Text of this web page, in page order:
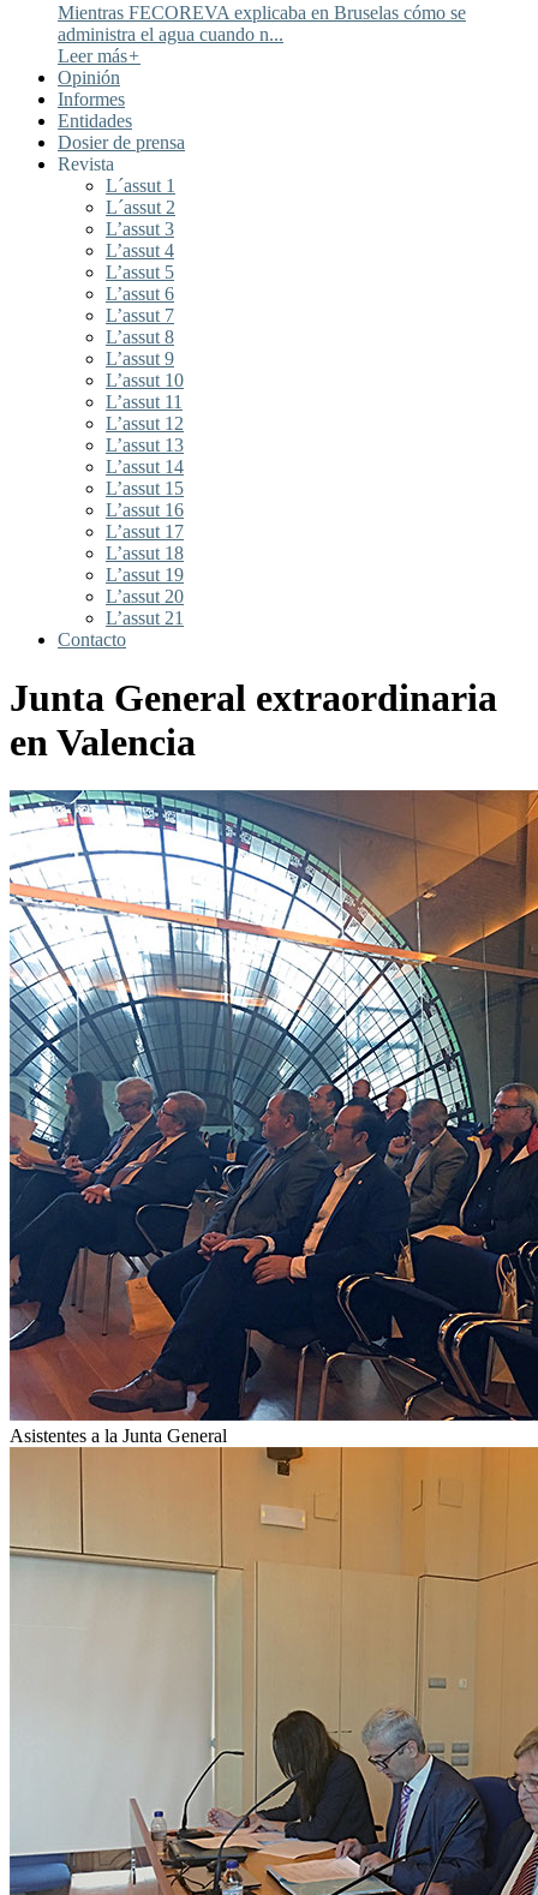
Mientras FECOREVA explicaba en Bruselas cómo se
administra el agua cuando n...
Leer más+
Opinión
Informes
Entidades
Dosier de prensa
Revista
L´assut 1
L´assut 2
L’assut 3
L’assut 4
L’assut 5
L’assut 6
L’assut 7
L’assut 8
L’assut 9
L’assut 10
L’assut 11
L’assut 12
L’assut 13
L’assut 14
L’assut 15
L’assut 16
L’assut 17
L’assut 18
L’assut 19
L’assut 20
L’assut 21
Contacto
Junta General extraordinaria
en Valencia
Asistentes a la Junta General